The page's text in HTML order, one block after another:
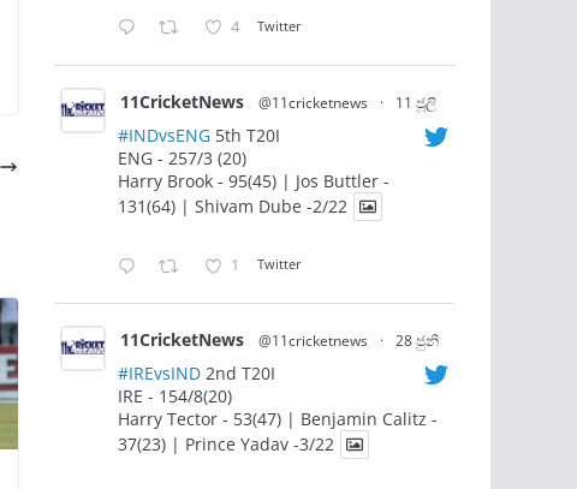
4 Twitter
11CricketNews @11cricketnews · 11 ජූලි
#INDvsENG 5th T20I
ENG - 257/3 (20)
Harry Brook - 95(45) | Jos Buttler -
131(64) | Shivam Dube -2/22
1 Twitter
11CricketNews @11cricketnews · 28 ජුනි
#IREvsIND 2nd T20I
IRE - 154/8(20)
Harry Tector - 53(47) | Benjamin Calitz -
37(23) | Prince Yadav -3/22